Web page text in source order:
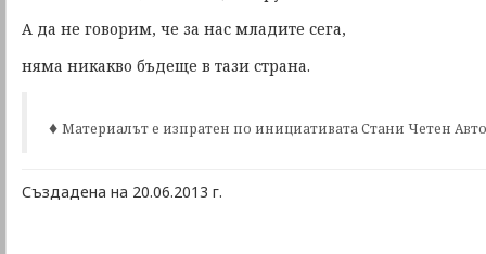
А да не говорим, че за нас младите сега,
няма никакво бъдеще в тази страна.
♦ Материалът е изпратен по инициативата Стани Четен
Създадена на 20.06.2013 г.